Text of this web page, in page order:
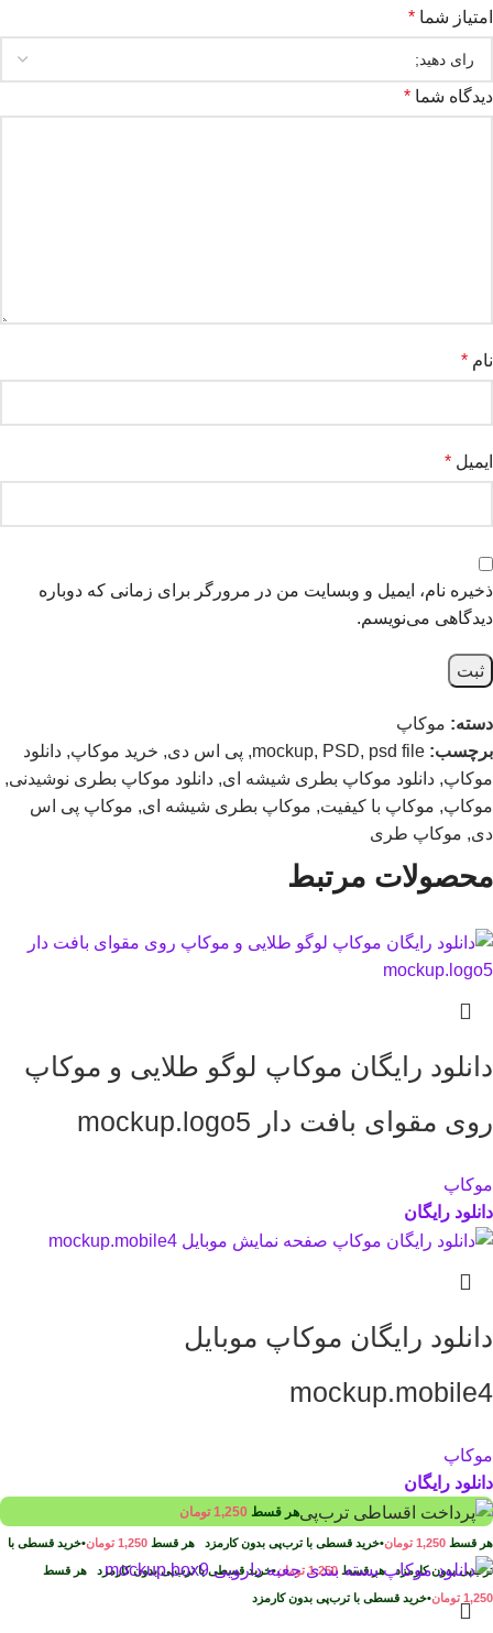
امتیاز شما *
دیدگاه شما *
نام *
ایمیل *
ذخیره نام، ایمیل و وبسایت من در مرورگر برای زمانی که دوباره
دیدگاهی می‌نویسم.
دسته: موکاپ
برچسب:
mockup, PSD, psd file
, پی اس دی, خرید موکاپ, دانلود
موکاپ, دانلود موکاپ بطری شیشه ای, دانلود موکاپ بطری نوشیدنی,
موکاپ, موکاپ با کیفیت, موکاپ بطری شیشه ای, موکاپ پی اس
دی, موکاپ طری
محصولات مرتبط
دانلود رایگان موکاپ لوگو طلایی و موکاپ
روی مقوای بافت دار mockup.logo5
موکاپ
دانلود رایگان
دانلود رایگان موکاپ موبایل
mockup.mobile4
موکاپ
دانلود رایگان
هر قسط 1,250 تومان
هر قسط 1,250 تومان•خرید قسطی با ترب‌پی بدون کارمزد هر قسط 1,250 تومان•خرید قسطی با
ترب‌پی بدون کارمزدهر قسط 1,250 تومان•خرید قسطی با ترب‌پی بدون کارمزد هر قسط
1,250 تومان•خرید قسطی با ترب‌پی بدون کارمزد